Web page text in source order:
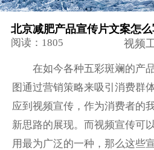
北京减肥产品宣传片文案怎么
阅读：1805 视频
在如今各种五彩斑斓的产
图通过营销策略来吸引消费群
应到视频宣传，作为消费者的
新思路的展现。而视频宣传可
用最为广泛的一种，那么这些